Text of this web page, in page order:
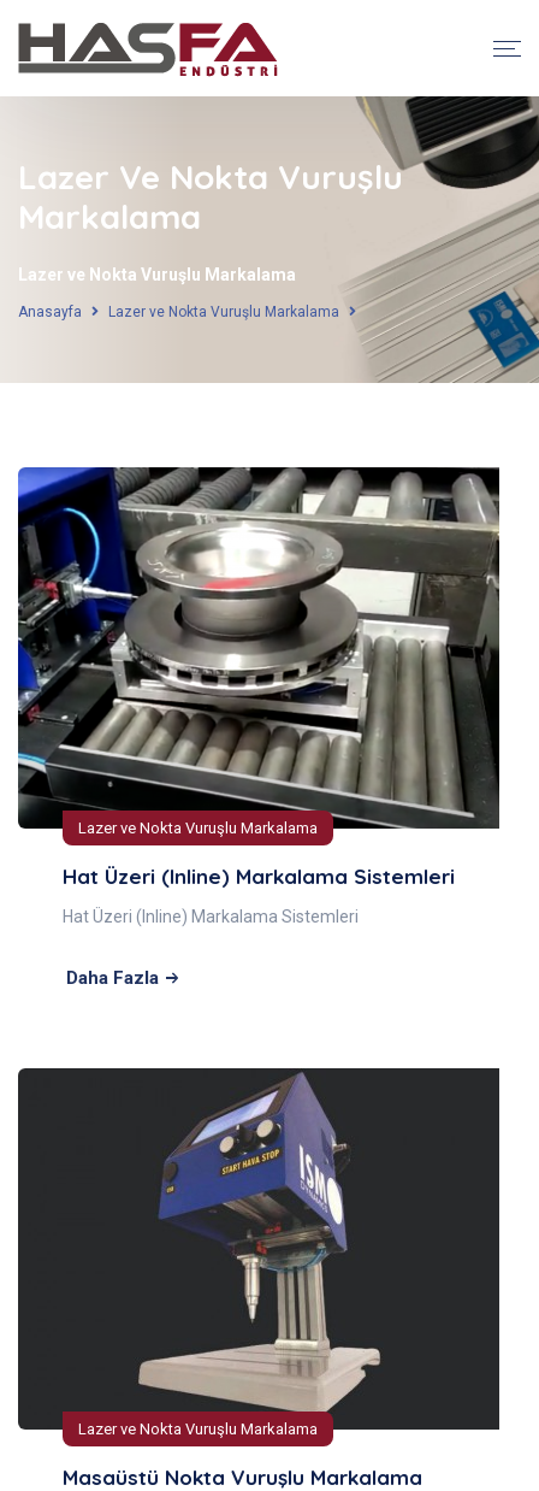
Lazer Ve Nokta Vuruşlu
Markalama
Lazer ve Nokta Vuruşlu Markalama
Anasayfa Lazer ve Nokta Vuruşlu Markalama
Lazer ve Nokta Vuruşlu Markalama
Hat Üzeri (Inline) Markalama Sistemleri
Hat Üzeri (Inline) Markalama Sistemleri
Daha Fazla
Lazer ve Nokta Vuruşlu Markalama
Masaüstü Nokta Vuruşlu Markalama